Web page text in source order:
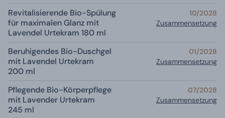
Revitalisierende Bio-Spülung
für maximalen Glanz mit
Lavendel Urtekram 180 ml
10/2028
Zusammensetzung
Beruhigendes Bio-Duschgel
mit Lavendel Urtekram
200 ml
01/2028
Zusammensetzung
Pflegende Bio-Körperpflege
mit Lavender Urtekram
245 ml
07/2028
Zusammensetzung